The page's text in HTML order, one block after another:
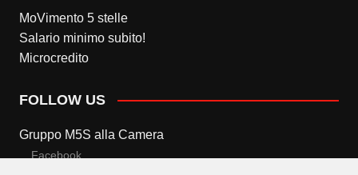
MoVimento 5 stelle
Salario minimo subito!
Microcredito
FOLLOW US
Gruppo M5S alla Camera
Facebook